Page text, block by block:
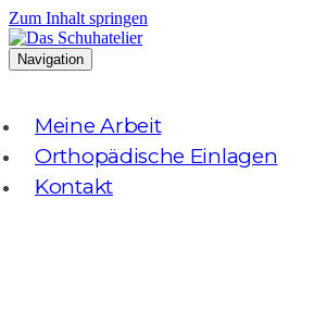
Zum Inhalt springen
Navigation
Meine Arbeit
Orthopädische Einlagen
Kontakt